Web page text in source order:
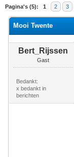
Pagina's (5): 1 2 3
waardering is 0
Mooi Twente
Bert_Rijssen
Gast
Bedankt:
x bedankt in
berichten